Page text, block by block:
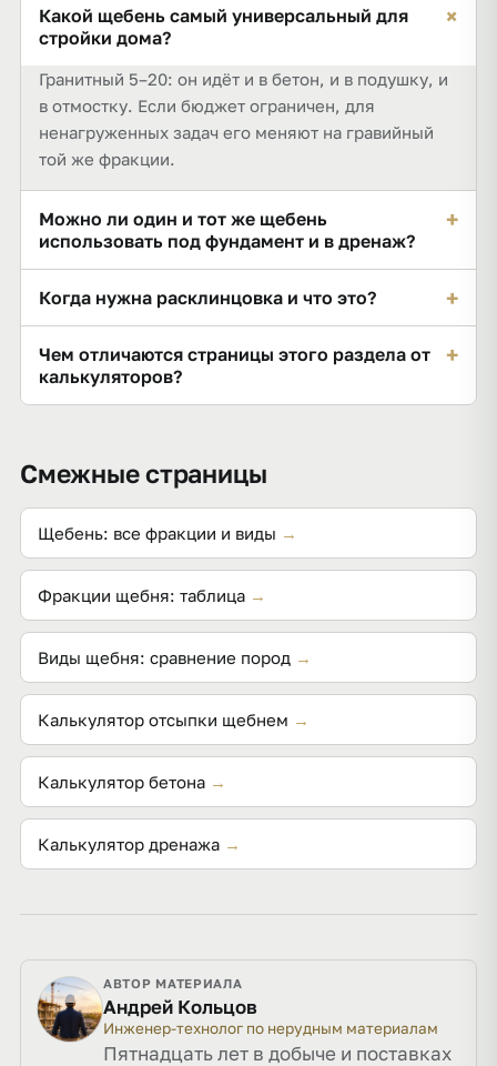
Какой щебень самый универсальный для
стройки дома?
+
Гранитный 5–20: он идёт и в бетон, и в подушку, и
в отмостку. Если бюджет ограничен, для
ненагруженных задач его меняют на гравийный
той же фракции.
Можно ли один и тот же щебень
использовать под фундамент и в дренаж?
+
20–40, так что одну поставку часто делят на обе
размокает и заиливает систему.
Когда нужна расклинцовка и что это? +
фракцию (20–40) расклинивают более мелкой (5–
20 или отсевом): мелкое зерно заполняет
Чем отличаются страницы этого раздела от
калькуляторов?
+
считают калькуляторы отсыпки, бетона и дренажа
Смежные страницы
Щебень: все фракции и виды →
Фракции щебня: таблица →
Виды щебня: сравнение пород →
Калькулятор отсыпки щебнем →
Калькулятор бетона →
Калькулятор дренажа →
АВТОР МАТЕРИАЛА
Андрей Кольцов
Инженер-технолог по нерудным материалам
Пятнадцать лет в добыче и поставках